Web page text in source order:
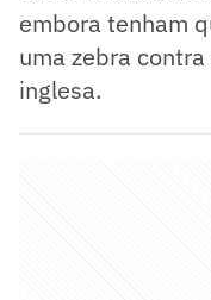
embora tenham
uma zebra
inglesa.